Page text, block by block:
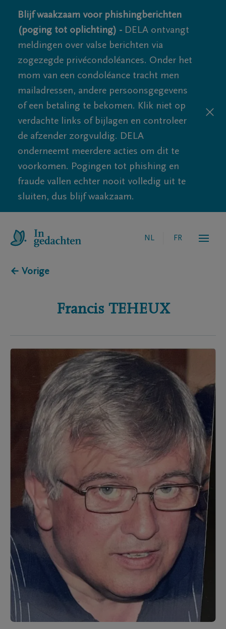
Blijf waakzaam voor phishingberichten
(poging tot oplichting) - DELA ontvangt
meldingen over valse berichten via
zogezegde privécondoléances. Onder het
mom van een condoléance tracht men
mailadressen, andere persoonsgegevens
of een betaling te bekomen. Klik niet op
verdachte links of bijlagen en controleer
de afzender zorgvuldig. DELA
onderneemt meerdere acties om dit te
voorkomen. Pogingen tot phishing en
fraude vallen echter nooit volledig uit te
sluiten, dus blijf waakzaam.
NL FR
← Vorige
Francis TEHEUX